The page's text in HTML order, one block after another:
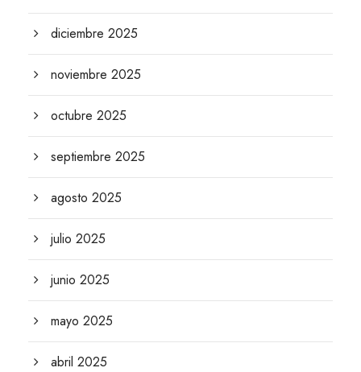
diciembre 2025
noviembre 2025
octubre 2025
septiembre 2025
agosto 2025
julio 2025
junio 2025
mayo 2025
abril 2025